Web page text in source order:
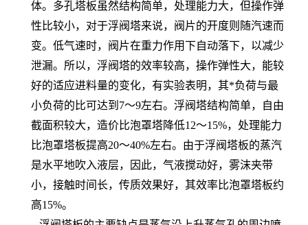
体。多孔塔板虽然结构简单，处理能力大，但操作弹
性比较小，对于浮阀塔来说，阀片的开度则随汽速而
变。低气速时，阀片在重力作用下自动落下，以减少
泄漏。所以，浮阀塔的效率较高，操作弹性大，能较
好的适应进料量的变化，有实验表明，其*负荷与最
小负荷的比可达到7～9左右。浮阀塔结构简单，自由
截面积较大，造价比泡罩塔降低12～15%，处理能力
比泡罩塔板提高20～40%左右。由于浮阀塔板的蒸汽
是水平地吹入液层，因此，气液搅动好，雾沫夹带
小，接触时间长，传质效果好，其效率比泡罩塔板约
高15%。